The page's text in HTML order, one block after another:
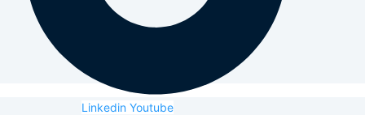
Linkedin Youtube